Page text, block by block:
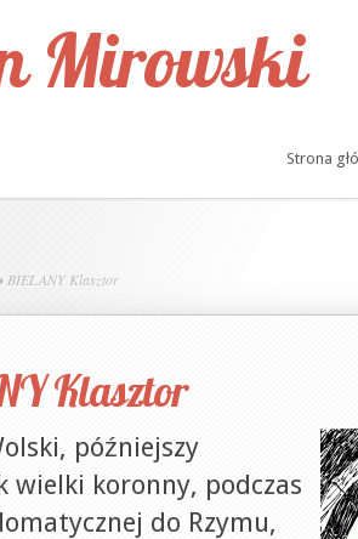
Mirowski
Strona
BIELANY Klasztor
Klasztor
późniejszy
wielki koronny, podczas
do Rzymu,